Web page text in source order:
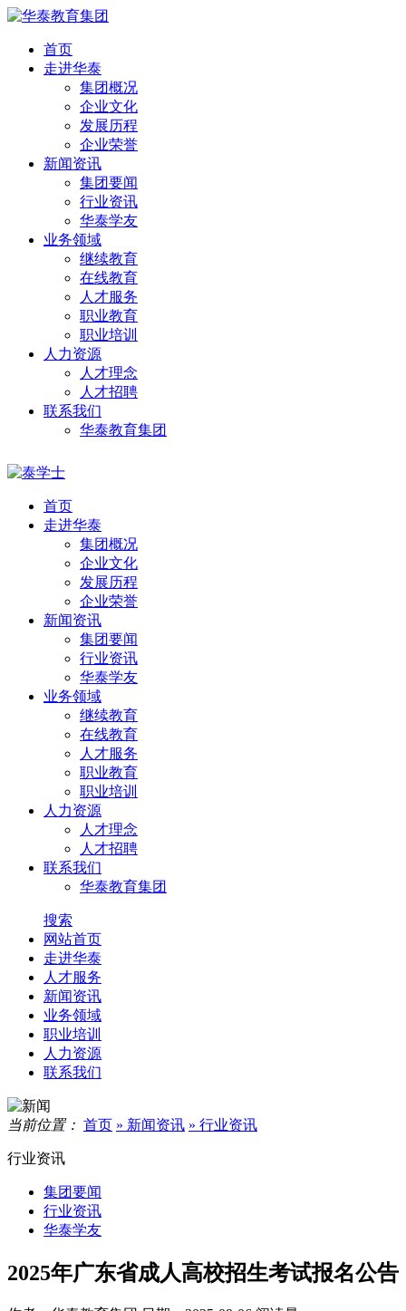
首页
走进华泰
集团概况
企业文化
发展历程
企业荣誉
新闻资讯
集团要闻
行业资讯
华泰学友
业务领域
继续教育
在线教育
人才服务
职业教育
职业培训
人力资源
人才理念
人才招聘
联系我们
华泰教育集团
首页
走进华泰
集团概况
企业文化
发展历程
企业荣誉
新闻资讯
集团要闻
行业资讯
华泰学友
业务领域
继续教育
在线教育
人才服务
职业教育
职业培训
人力资源
人才理念
人才招聘
联系我们
华泰教育集团
搜索
网站首页
走进华泰
人才服务
新闻资讯
业务领域
职业培训
人力资源
联系我们
当前位置： 首页 » 新闻资讯 » 行业资讯
行业资讯
集团要闻
行业资讯
华泰学友
2025年广东省成人高校招生考试报名公告